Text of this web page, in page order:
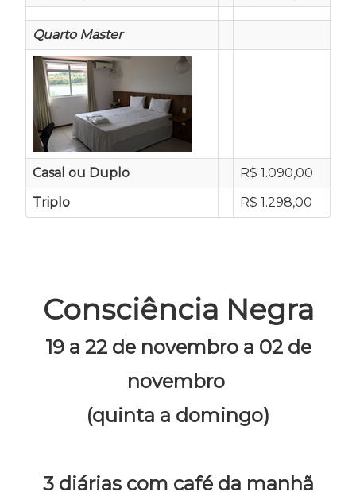
Quarto Master
Casal ou Duplo
R$ 1.090,00
Triplo
R$ 1.298,00
Consciência Negra
19 a 22 de novembro a 02 de
novembro
(quinta a domingo)
3 diárias com café da manhã